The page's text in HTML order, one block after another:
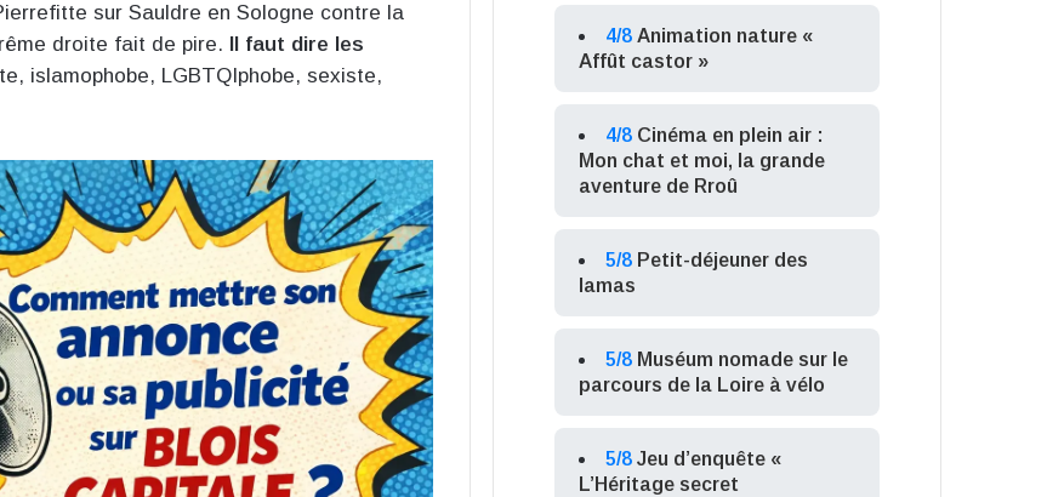
sur Sauldre en Sologne contre la
droite fait de pire.
Il faut dire les
islamophobe, LGBTQIphobe, sexiste,
4/8 Animation nature «
Affût castor »
4/8 Cinéma en plein air :
Mon chat et moi, la grande
aventure de Rroû
5/8 Petit-déjeuner des
lamas
5/8 Muséum nomade sur le
parcours de la Loire à vélo
5/8 Jeu d’enquête «
L’Héritage secret